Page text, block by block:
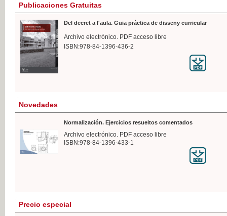
Publicaciones Gratuitas
Del decret a l'aula. Guia práctica de disseny curricular
Archivo electrónico. PDF acceso libre
ISBN:978-84-1396-436-2
Novedades
Normalización. Ejercicios resueltos comentados
Archivo electrónico. PDF acceso libre
ISBN:978-84-1396-433-1
Precio especial